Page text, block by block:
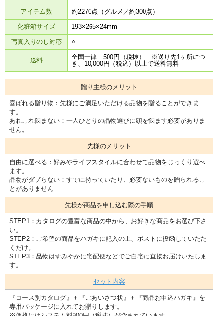
アイテム数 約2270点（グルメ／約300点）
化粧箱サイズ 193×265×24mm
写真入りのし対応 ○
送料
全国一律 500円（税抜） ※送り先1ヶ所につ
き、10,000円（税込）以上で送料無料
贈り主様のメリット
喜ばれる贈り物：先様にご満足いただける品物を贈ることができま
す。
あれこれ悩まない：一人ひとりの品物選びに頭を悩ます必要がありま
せん。
先様のメリット
自由に選べる：好みやライフスタイルに合わせて品物をじっくり選べ
ます。
品物がダブらない：すでに持っていたり、必要ないものを贈られるこ
とがありません
先様が商品を申し込む際の手順
STEP1：カタログの豊富な商品の中から、お好きな商品をお選び下さ
い。
STEP2：ご希望の商品をハガキに記入の上、ポストに投函していただ
くだけ。
STEP3：品物はすみやかに宅配便などでご自宅に直接お届けいたしま
す。
セット内容
『コース別カタログ』＋『ごあいさつ状』＋『商品お申込ハガキ』を
専用パッケージに入れてお贈りします。